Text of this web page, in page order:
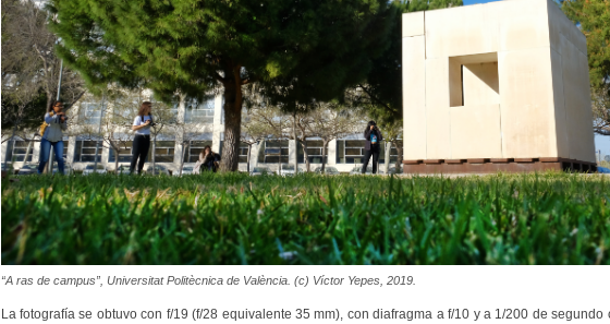
“A ras de campus”, Universitat Politècnica de València. (c) Víctor Yepes, 2019.
La fotografía se obtuvo con f/19 (f/28 equivalente 35 mm), con diafragma a f/10 y a 1/200 de segundo